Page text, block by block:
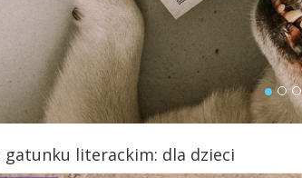
gatunku literackim: dla dzieci